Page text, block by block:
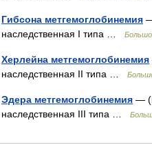
Гибсона метгемоглобинемия
наследственная I типа …
Херлейна метгемоглобинемия
наследственная II типа …
Эдера метгемоглобинемия —
наследственная III типа …